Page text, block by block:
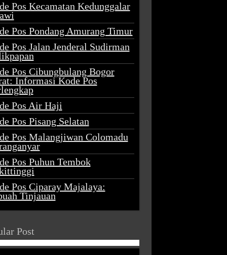
Pos Kecamatan Kedunggalar
Pos Pondang Amurang Timur
Pos Jalan Jenderal Sudirman
Pos Cibungbulang Bogor
Informasi Kode Pos
Pos Air Haji
Pos Pisang Selatan
Pos Malangjiwan Colomadu
Pos Puhun Tembok
Pos Ciparay Majalaya:
Tinjauan
Post